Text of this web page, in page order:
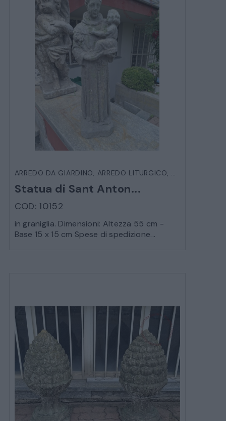
ARREDO DA GIARDINO, ARREDO LITURGICO, STATUE E
Statua di Sant Anton...
COD: 10152
in graniglia. Dimensioni: Altezza 55 cm -
Base 15 x 15 cm Spese di spedizione...